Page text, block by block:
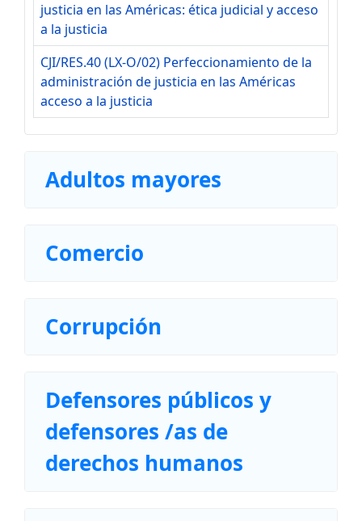
justicia en las Américas: ética judicial y acceso
a la justicia
CJI/RES.40 (LX-O/02) Perfeccionamiento de la
administración de justicia en las Américas
acceso a la justicia
Adultos mayores
Comercio
Corrupción
Defensores públicos y
defensores /as de
derechos humanos